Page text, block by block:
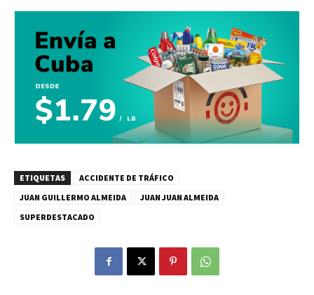
ETIQUETAS
ACCIDENTE DE TRÁFICO
JUAN GUILLERMO ALMEIDA
JUAN JUAN ALMEIDA
SUPERDESTACADO